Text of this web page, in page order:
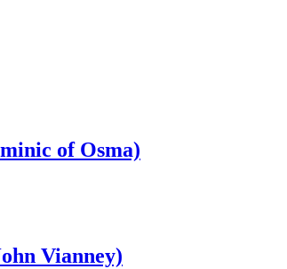
of Osma)
Vianney)